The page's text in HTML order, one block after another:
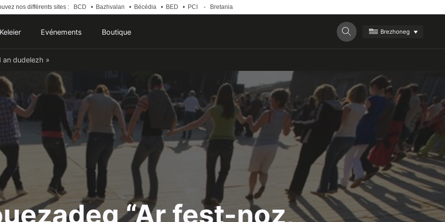
nos différents sites : BCD • Bazhvalan • Bécédia • BED • PCI - Bretania
Keleier Evénements Boutique Brezhoneg
dudelezh »
“Ar fest-noz,